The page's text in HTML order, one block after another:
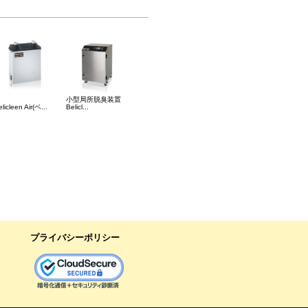
Air(ベ...
小型局所脱臭装置
Belicl...
プライバシーポリシー